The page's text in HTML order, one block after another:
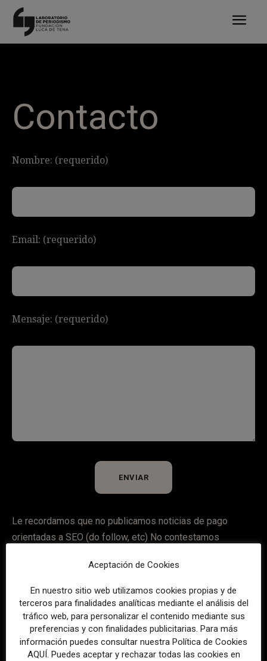
Contacto
Nombre: (requerido)
Email: (requerido)
Mensaje: (requerido)
Le recordamos que no publicamos noticias de pago
orientadas a SEO (do follow, etc) No contestamos
Ubicación
C/Padilla, 6-28006 Madrid
Ubicación
Aceptación de Cookies
En nuestro sitio web utilizamos cookies propias y de
terceros para finalidades analíticas mediante el análisis del
tráfico web, para personalizar el contenido mediante sus
preferencias y con finalidades publicitarias. Para más
información puedes consultar nuestra Política de Cookies
AQUÍ. Puedes aceptar y rechazar todas las cookies en